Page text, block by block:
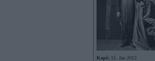
Kopš: 15. Jan 2012